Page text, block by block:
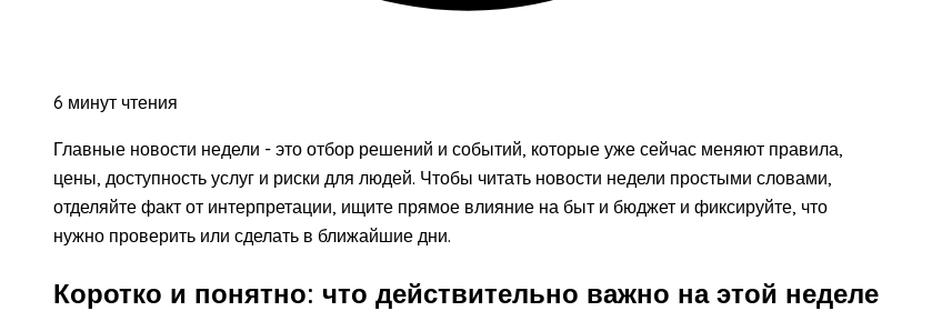
6 минут чтения
Главные новости недели - это отбор решений и событий, которые уже сейчас меняют правила,
цены, доступность услуг и риски для людей. Чтобы читать новости недели простыми словами,
отделяйте факт от интерпретации, ищите прямое влияние на быт и бюджет и фиксируйте, что
нужно проверить или сделать в ближайшие дни.
Коротко и понятно: что действительно важно на этой неделе